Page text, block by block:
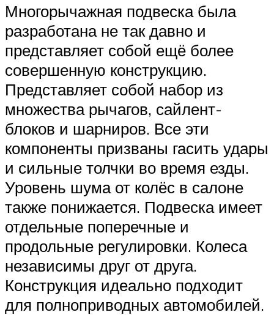
Многорычажная подвеска была
разработана не так давно и
представляет собой ещё более
совершенную конструкцию.
Представляет собой набор из
множества рычагов, сайлент-
блоков и шарниров. Все эти
компоненты призваны гасить удары
и сильные толчки во время езды.
Уровень шума от колёс в салоне
также понижается. Подвеска имеет
отдельные поперечные и
продольные регулировки. Колеса
независимы друг от друга.
Конструкция идеально подходит
для полноприводных автомобилей.